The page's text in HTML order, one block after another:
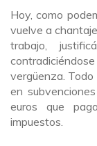
Hoy, como
vuelve a
trabajo,
vergüenza.
en
euros que
impuestos.